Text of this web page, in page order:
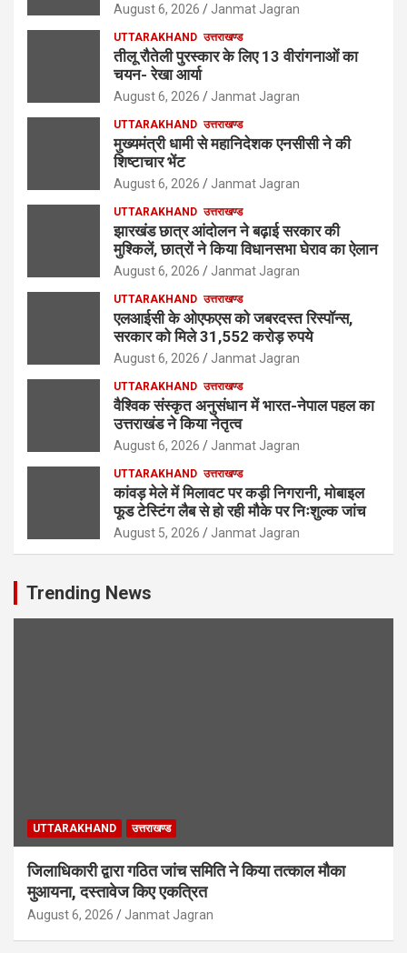
August 6, 2026 Janmat Jagran
UTTARAKHAND उत्तराखण्ड
तीलू रौतेली पुरस्कार के लिए 13 वीरांगनाओं का
चयन- रेखा आर्या
August 6, 2026 Janmat Jagran
UTTARAKHAND उत्तराखण्ड
मुख्यमंत्री धामी से महानिदेशक एनसीसी ने की
शिष्टाचार भेंट
August 6, 2026 Janmat Jagran
UTTARAKHAND उत्तराखण्ड
झारखंड छात्र आंदोलन ने बढ़ाई सरकार की
मुश्किलें, छात्रों ने किया विधानसभा घेराव का ऐलान
August 6, 2026 Janmat Jagran
UTTARAKHAND उत्तराखण्ड
एलआईसी के ओएफएस को जबरदस्त रिस्पॉन्स,
सरकार को मिले 31,552 करोड़ रुपये
August 6, 2026 Janmat Jagran
UTTARAKHAND उत्तराखण्ड
वैश्विक संस्कृत अनुसंधान में भारत-नेपाल पहल का
उत्तराखंड ने किया नेतृत्व
August 6, 2026 Janmat Jagran
UTTARAKHAND उत्तराखण्ड
कांवड़ मेले में मिलावट पर कड़ी निगरानी, मोबाइल
फूड टेस्टिंग लैब से हो रही मौके पर निःशुल्क जांच
August 5, 2026 Janmat Jagran
Trending News
UTTARAKHAND उत्तराखण्ड
जिलाधिकारी द्वारा गठित जांच समिति ने किया तत्काल मौका
मुआयना, दस्तावेज किए एकत्रित
August 6, 2026 Janmat Jagran